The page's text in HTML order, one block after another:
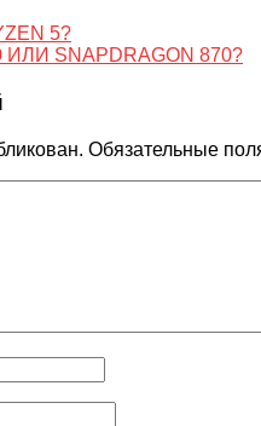
5?
SNAPDRAGON 870?
Обязательные